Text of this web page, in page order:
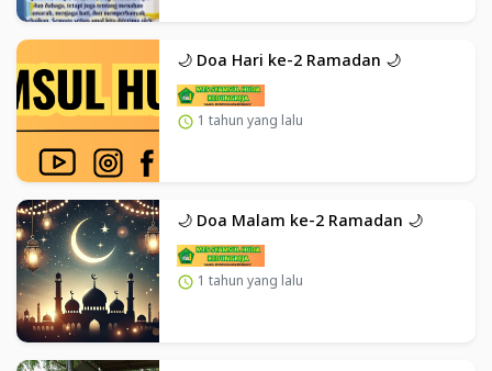
🌙 Doa Hari ke-2 Ramadan 🌙
1 tahun yang lalu
🌙 Doa Malam ke-2 Ramadan 🌙
1 tahun yang lalu